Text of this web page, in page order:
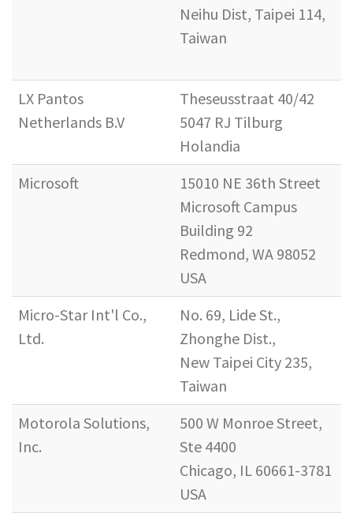
Neihu Dist, Taipei 114,
Taiwan
LX Pantos
Netherlands B.V
Theseusstraat 40/42
5047 RJ Tilburg
Holandia
Microsoft
15010 NE 36th Street
Microsoft Campus
Building 92
Redmond, WA 98052
USA
Micro-Star Int'l Co.,
Ltd.
No. 69, Lide St.,
Zhonghe Dist.,
New Taipei City 235,
Taiwan
Motorola Solutions,
Inc.
500 W Monroe Street,
Ste 4400
Chicago, IL 60661-3781
USA